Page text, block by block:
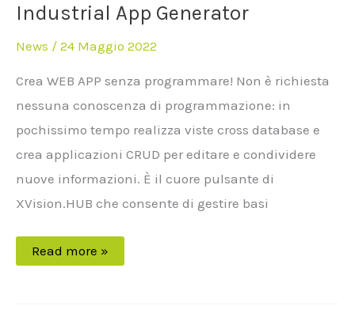
Industrial App Generator
News / 24 Maggio 2022
Crea WEB APP senza programmare! Non è richiesta
nessuna conoscenza di programmazione: in
pochissimo tempo realizza viste cross database e
crea applicazioni CRUD per editare e condividere
nuove informazioni. È il cuore pulsante di
XVision.HUB che consente di gestire basi
Read more »